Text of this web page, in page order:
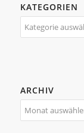
KATEGORIEN
Kategorien
ARCHIV